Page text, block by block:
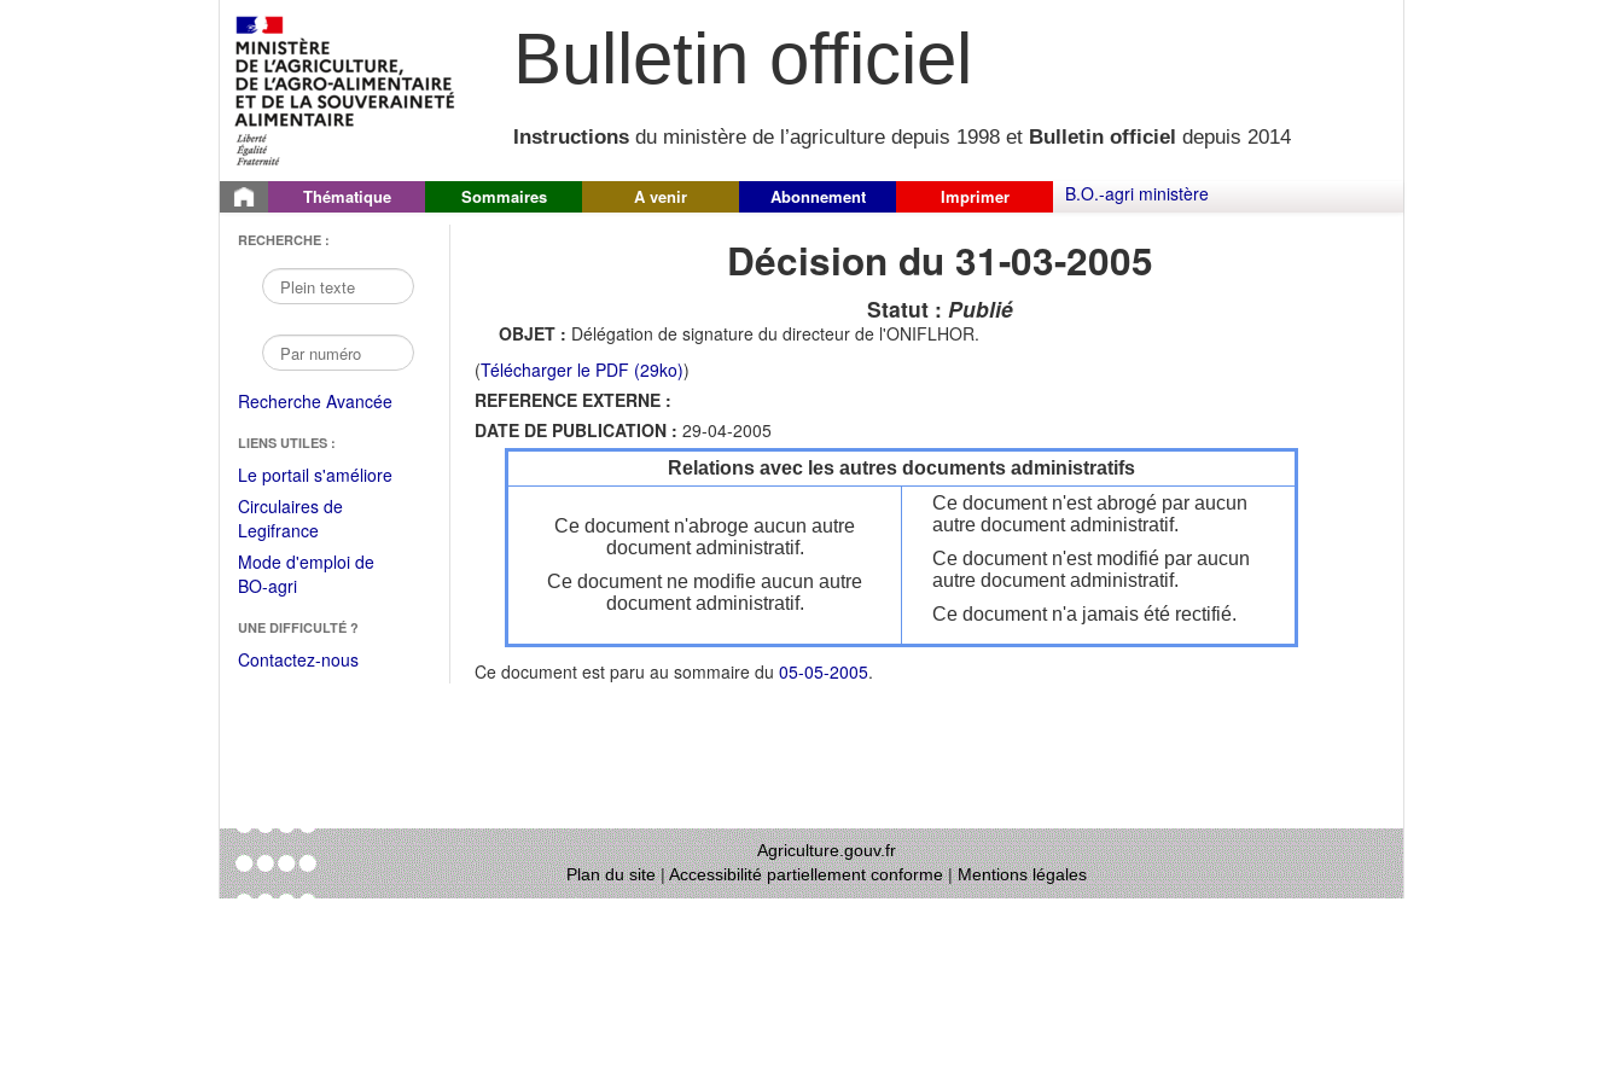
Bulletin officiel
Instructions du ministère de l’agriculture depuis 1998 et Bulletin officiel depuis 2014
Thématique Sommaires A venir Abonnement Imprimer B.O.-agri ministère
RECHERCHE :
Recherche Avancée
LIENS UTILES :
Le portail s'améliore(Fichier
Circulaires de
Legifrance(Ouvrir
dans
une
fenêtre)
Mode d'emploi de
BO-agri(Ouvrir
une
nouvelle
UNE DIFFICULTÉ ?
Contactez-nous
Décision du 31-03-2005
Statut : Publié
OBJET : Délégation de signature du directeur de l'ONIFLHOR.
(Télécharger le PDF (29ko))
REFERENCE EXTERNE :
DATE DE PUBLICATION : 29-04-2005
Relations avec les autres documents administratifs
Ce document n'abroge aucun autre
document administratif.
Ce document ne modifie aucun autre
document administratif.
Ce document n'est abrogé par aucun
autre document administratif.
Ce document n'est modifié par aucun
autre document administratif.
Ce document n'a jamais été rectifié.
Ce document est paru au sommaire du 05-05-2005.
Agriculture.gouv.fr
Plan du site|Accessibilité partiellement conforme|Mentions légales